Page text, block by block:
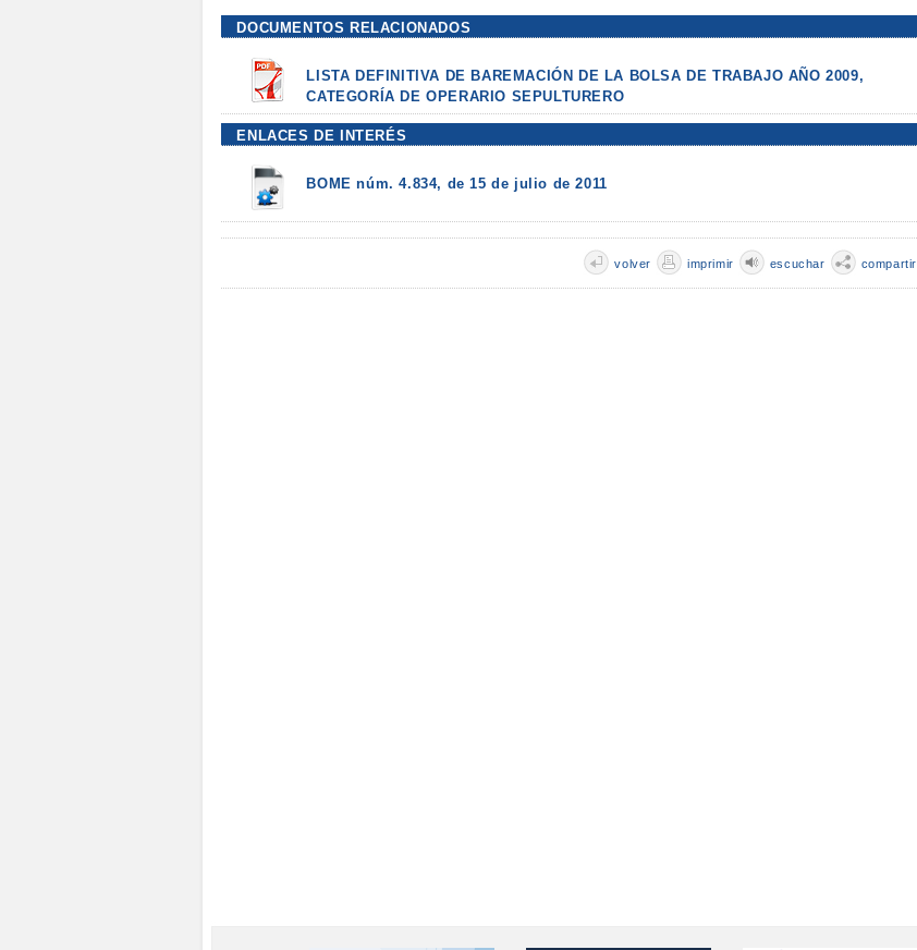
DOCUMENTOS RELACIONADOS
LISTA DEFINITIVA DE BAREMACIÓN DE LA BOLSA DE TRABAJO AÑO 2009,
CATEGORÍA DE OPERARIO SEPULTURERO
ENLACES DE INTERÉS
BOME núm. 4.834, de 15 de julio de 2011
compartir
escuchar
imprimir
volver